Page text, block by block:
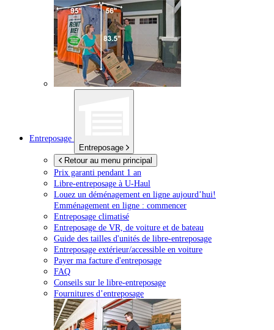
Entreposage
Entreposage
Retour au menu principal
Prix garanti pendant 1 an
Libre-entreposage à U-Haul
Louez un déménagement en ligne aujourd’hui!
Emménagement en ligne : commencer
Entreposage climatisé
Entreposage de VR, de voiture et de bateau
Guide des tailles d'unités de libre-entreposage
Entreposage extérieur/accessible en voiture
Payer ma facture d'entreposage
FAQ
Conseils sur le libre-entreposage
Fournitures d’entreposage